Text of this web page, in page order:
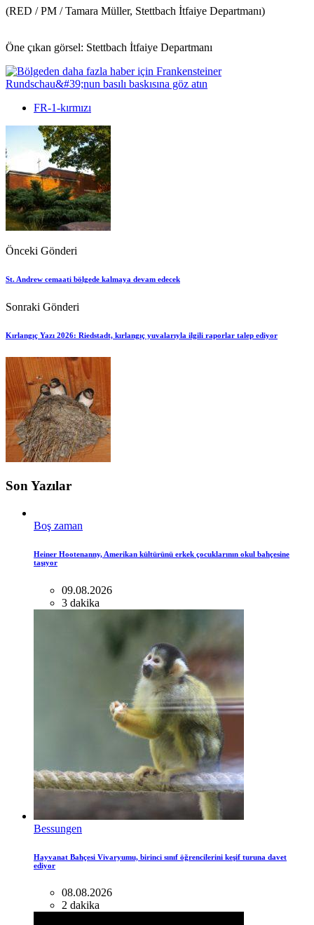
(RED / PM / Tamara Müller, Stettbach İtfaiye Departmanı)
Öne çıkan görsel: Stettbach İtfaiye Departmanı
FR-1-kırmızı
Önceki Gönderi
St. Andrew cemaati bölgede kalmaya devam edecek
Sonraki Gönderi
Kırlangıç ​​Yazı 2026: Riedstadt, kırlangıç ​​yuvalarıyla ilgili raporlar talep ediyor
Son Yazılar
Boş zaman
Heiner Hootenanny, Amerikan kültürünü erkek çocuklarının okul bahçesine
taşıyor
09.08.2026
3 dakika
Bessungen
Hayvanat Bahçesi Vivaryumu, birinci sınıf öğrencilerini keşif turuna davet
ediyor
08.08.2026
2 dakika